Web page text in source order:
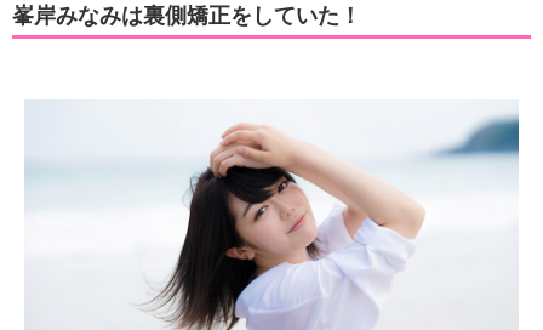
峯岸みなみは裏側矯正をしていた！